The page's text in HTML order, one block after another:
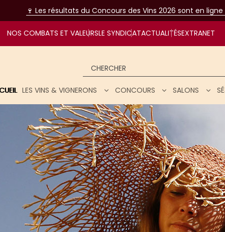
🍷 Les résultats du Concours des Vins 2026 sont en
NOS COMBATS ET VALEURSLE SYNDICATACTUALITÉSEXTRANET
libres par nos vins
LES VINS & VIGNERONS CONCOURS SALONS